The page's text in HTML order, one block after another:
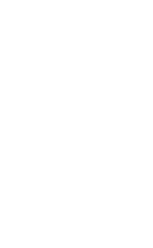
De
en
tinten.